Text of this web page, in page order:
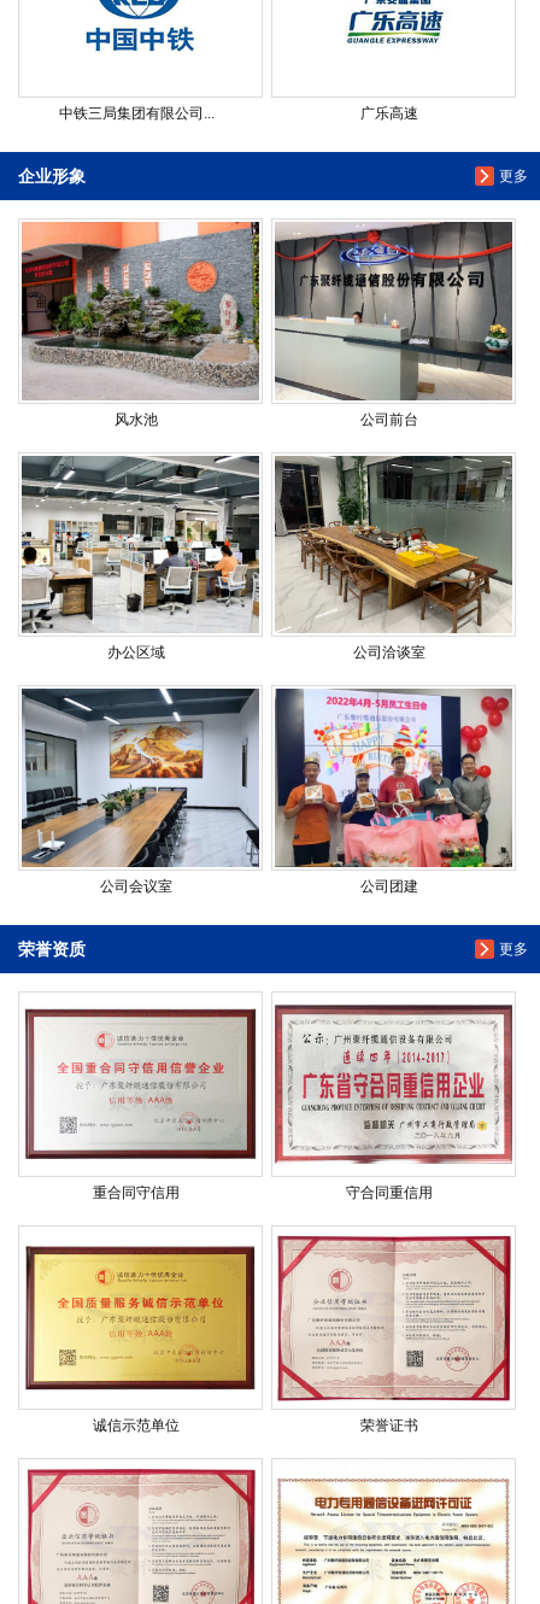
中铁三局集团有限公司... 广乐高速
更多
企业形象
风水池 公司前台
办公区域 公司洽谈室
公司会议室 公司团建
更多
荣誉资质
重合同守信用 守合同重信用
诚信示范单位 荣誉证书